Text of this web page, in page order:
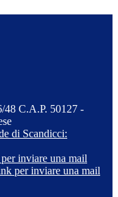
48 C.A.P. 50127 -
di Scandicci:
inviare una mail
per inviare una mail